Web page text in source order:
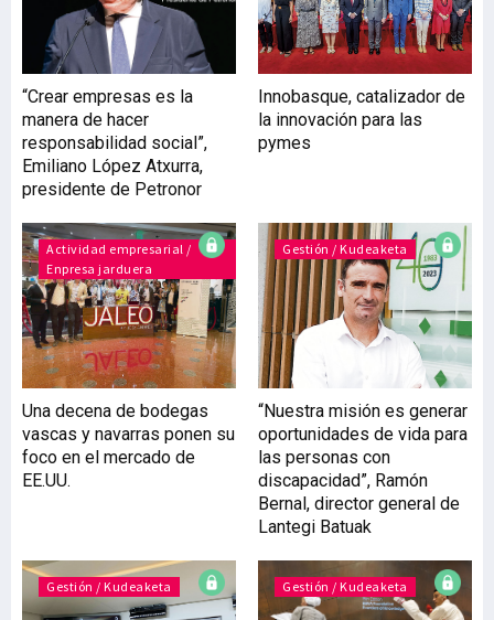
“Crear empresas es la
manera de hacer
responsabilidad social”,
Emiliano López Atxurra,
presidente de Petronor
Innobasque, catalizador de
la innovación para las
pymes
Actividad empresarial /
Enpresa jarduera
Una decena de bodegas
vascas y navarras ponen su
foco en el mercado de
EE.UU.
Gestión / Kudeaketa
“Nuestra misión es generar
oportunidades de vida para
las personas con
discapacidad”, Ramón
Bernal, director general de
Lantegi Batuak
Gestión / Kudeaketa Gestión / Kudeaketa